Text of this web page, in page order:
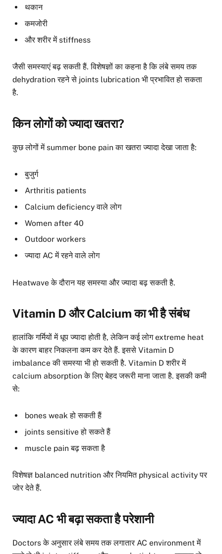
थकान
कमजोरी
और शरीर में stiffness
जैसी समस्याएं बढ़ सकती हैं. विशेषज्ञों का कहना है कि लंबे समय तक
dehydration रहने से joints lubrication भी प्रभावित हो सकता
है.
किन लोगों को ज्यादा खतरा?
कुछ लोगों में summer bone pain का खतरा ज्यादा देखा जाता है:
बुजुर्ग
Arthritis patients
Calcium deficiency वाले लोग
Women after 40
Outdoor workers
ज्यादा AC में रहने वाले लोग
Heatwave के दौरान यह समस्या और ज्यादा बढ़ सकती है.
Vitamin D और Calcium का भी है संबंध
हालांकि गर्मियों में धूप ज्यादा होती है, लेकिन कई लोग extreme heat
के कारण बाहर निकलना कम कर देते हैं. इससे Vitamin D
imbalance की समस्या भी हो सकती है. Vitamin D शरीर में
calcium absorption के लिए बेहद जरूरी माना जाता है. इसकी कमी
से:
bones weak हो सकती हैं
joints sensitive हो सकते हैं
muscle pain बढ़ सकता है
विशेषज्ञ balanced nutrition और नियमित physical activity पर
जोर देते हैं.
ज्यादा AC भी बढ़ा सकता है परेशानी
Doctors के अनुसार लंबे समय तक लगातार AC environment में